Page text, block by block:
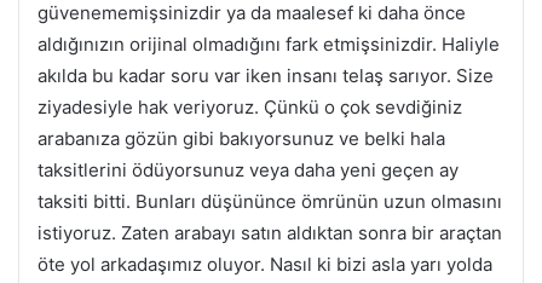
güvenememişsinizdir ya da maalesef ki daha önce
aldığınızın orijinal olmadığını fark etmişsinizdir. Haliyle
akılda bu kadar soru var iken insanı telaş sarıyor. Size
ziyadesiyle hak veriyoruz. Çünkü o çok sevdiğiniz
arabanıza gözün gibi bakıyorsunuz ve belki hala
taksitlerini ödüyorsunuz veya daha yeni geçen ay
taksiti bitti. Bunları düşününce ömrünün uzun olmasını
istiyoruz. Zaten arabayı satın aldıktan sonra bir araçtan
öte yol arkadaşımız oluyor. Nasıl ki bizi asla yarı yolda